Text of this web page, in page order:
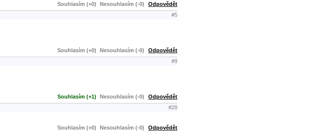
Souhlasím (+0) Nesouhlasím (-0) Odpovědět
#5
Souhlasím (+0) Nesouhlasím (-0) Odpovědět
#9
Souhlasím (+1) Nesouhlasím (-0) Odpovědět
#28
Souhlasím (+0) Nesouhlasím (-0) Odpovědět